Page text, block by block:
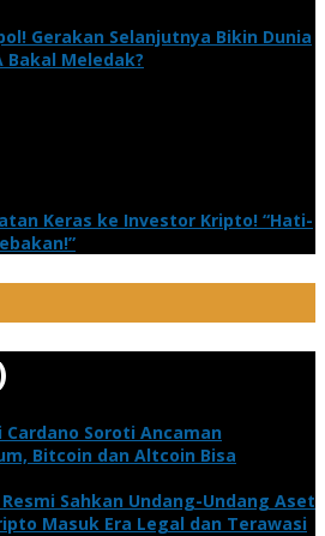
Gerakan Selanjutnya Bikin Dunia
Bakal Meledak?
Keras ke Investor Kripto! “Hati-
Cardano Soroti Ancaman
Bitcoin dan Altcoin Bisa
Resmi Sahkan Undang-Undang Aset
Masuk Era Legal dan Terawasi